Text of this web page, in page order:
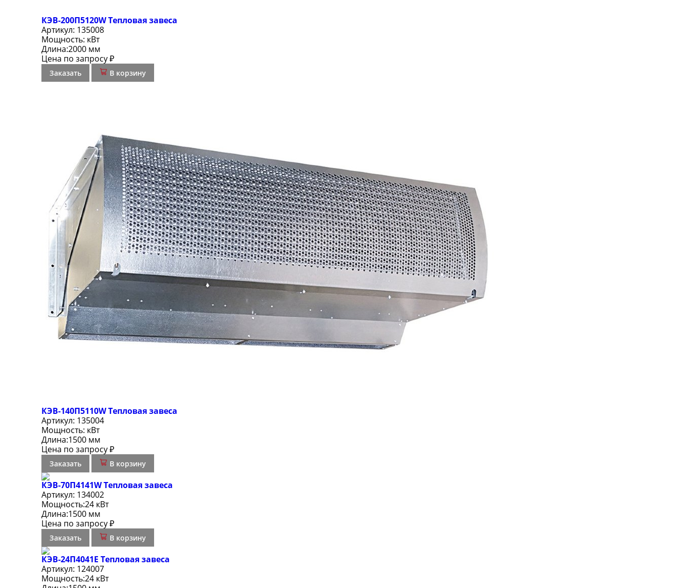
КЭВ-200П5120W Тепловая завеса
Артикул: 135008
Мощность: кВт
Длина:2000 мм
Цена по запросу ₽
Заказать В корзину
КЭВ-140П5110W Тепловая завеса
Артикул: 135004
Мощность: кВт
Длина:1500 мм
Цена по запросу ₽
Заказать В корзину
КЭВ-70П4141W Тепловая завеса
Артикул: 134002
Мощность:24 кВт
Длина:1500 мм
Цена по запросу ₽
Заказать В корзину
КЭВ-24П4041E Тепловая завеса
Артикул: 124007
Мощность:24 кВт